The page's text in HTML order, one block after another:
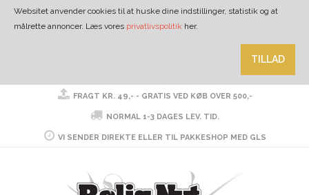
Websitet anvender cookies til at huske dine indstillinger, statistik og at
målrette annoncer. Læs vores privatlivspolitik her.
TILLAD
FRAGT KR. 49,- - GRATIS VED KØB OVER 500,-
NORMAL 1-3 DAGES LEV. TID.
VI SENDER DIREKTE ELLER TIL PAKKESHOP MED GLS